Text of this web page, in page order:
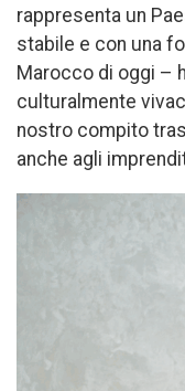
rappresenta un
stabile e con una
Marocco di oggi –
culturalmente
nostro compito
anche agli